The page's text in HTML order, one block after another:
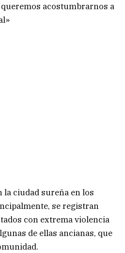
queremos acostumbrarnos a
la ciudad sureña en los
se registran
con extrema violencia
de ellas ancianas, que